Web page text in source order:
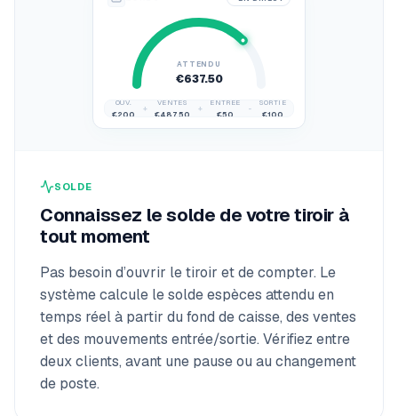
ATTENDU
€637.50
OUV.
€200
+
VENTES
€487.50
+
ENTRÉE
€50
-
SORTIE
€100
SOLDE
Connaissez le solde de votre tiroir à
tout moment
Pas besoin d’ouvrir le tiroir et de compter. Le
système calcule le solde espèces attendu en
temps réel à partir du fond de caisse, des ventes
et des mouvements entrée/sortie. Vérifiez entre
deux clients, avant une pause ou au changement
de poste.